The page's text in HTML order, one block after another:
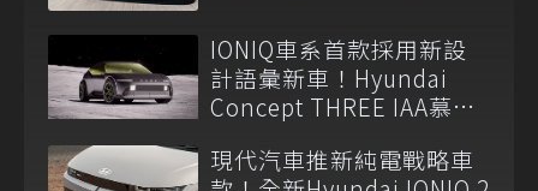
IONIQ車系首款採用新設
計語彙新車！Hyundai
Concept THREE IAA慕尼
現代汽車推新純電戰略車